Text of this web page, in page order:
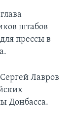
штабов
прессы в
Лавров
Донбасса.